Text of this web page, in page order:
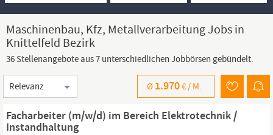
Maschinenbau, Kfz, Metallverarbeitung Jobs in
Knittelfeld Bezirk
36 Stellenangebote aus 7 unterschiedlichen Jobbörsen gebündelt.
Sortierung
Ø 1.970€ / M.
Facharbeiter (m/w/d) im Bereich Elektrotechnik /
Instandhaltung